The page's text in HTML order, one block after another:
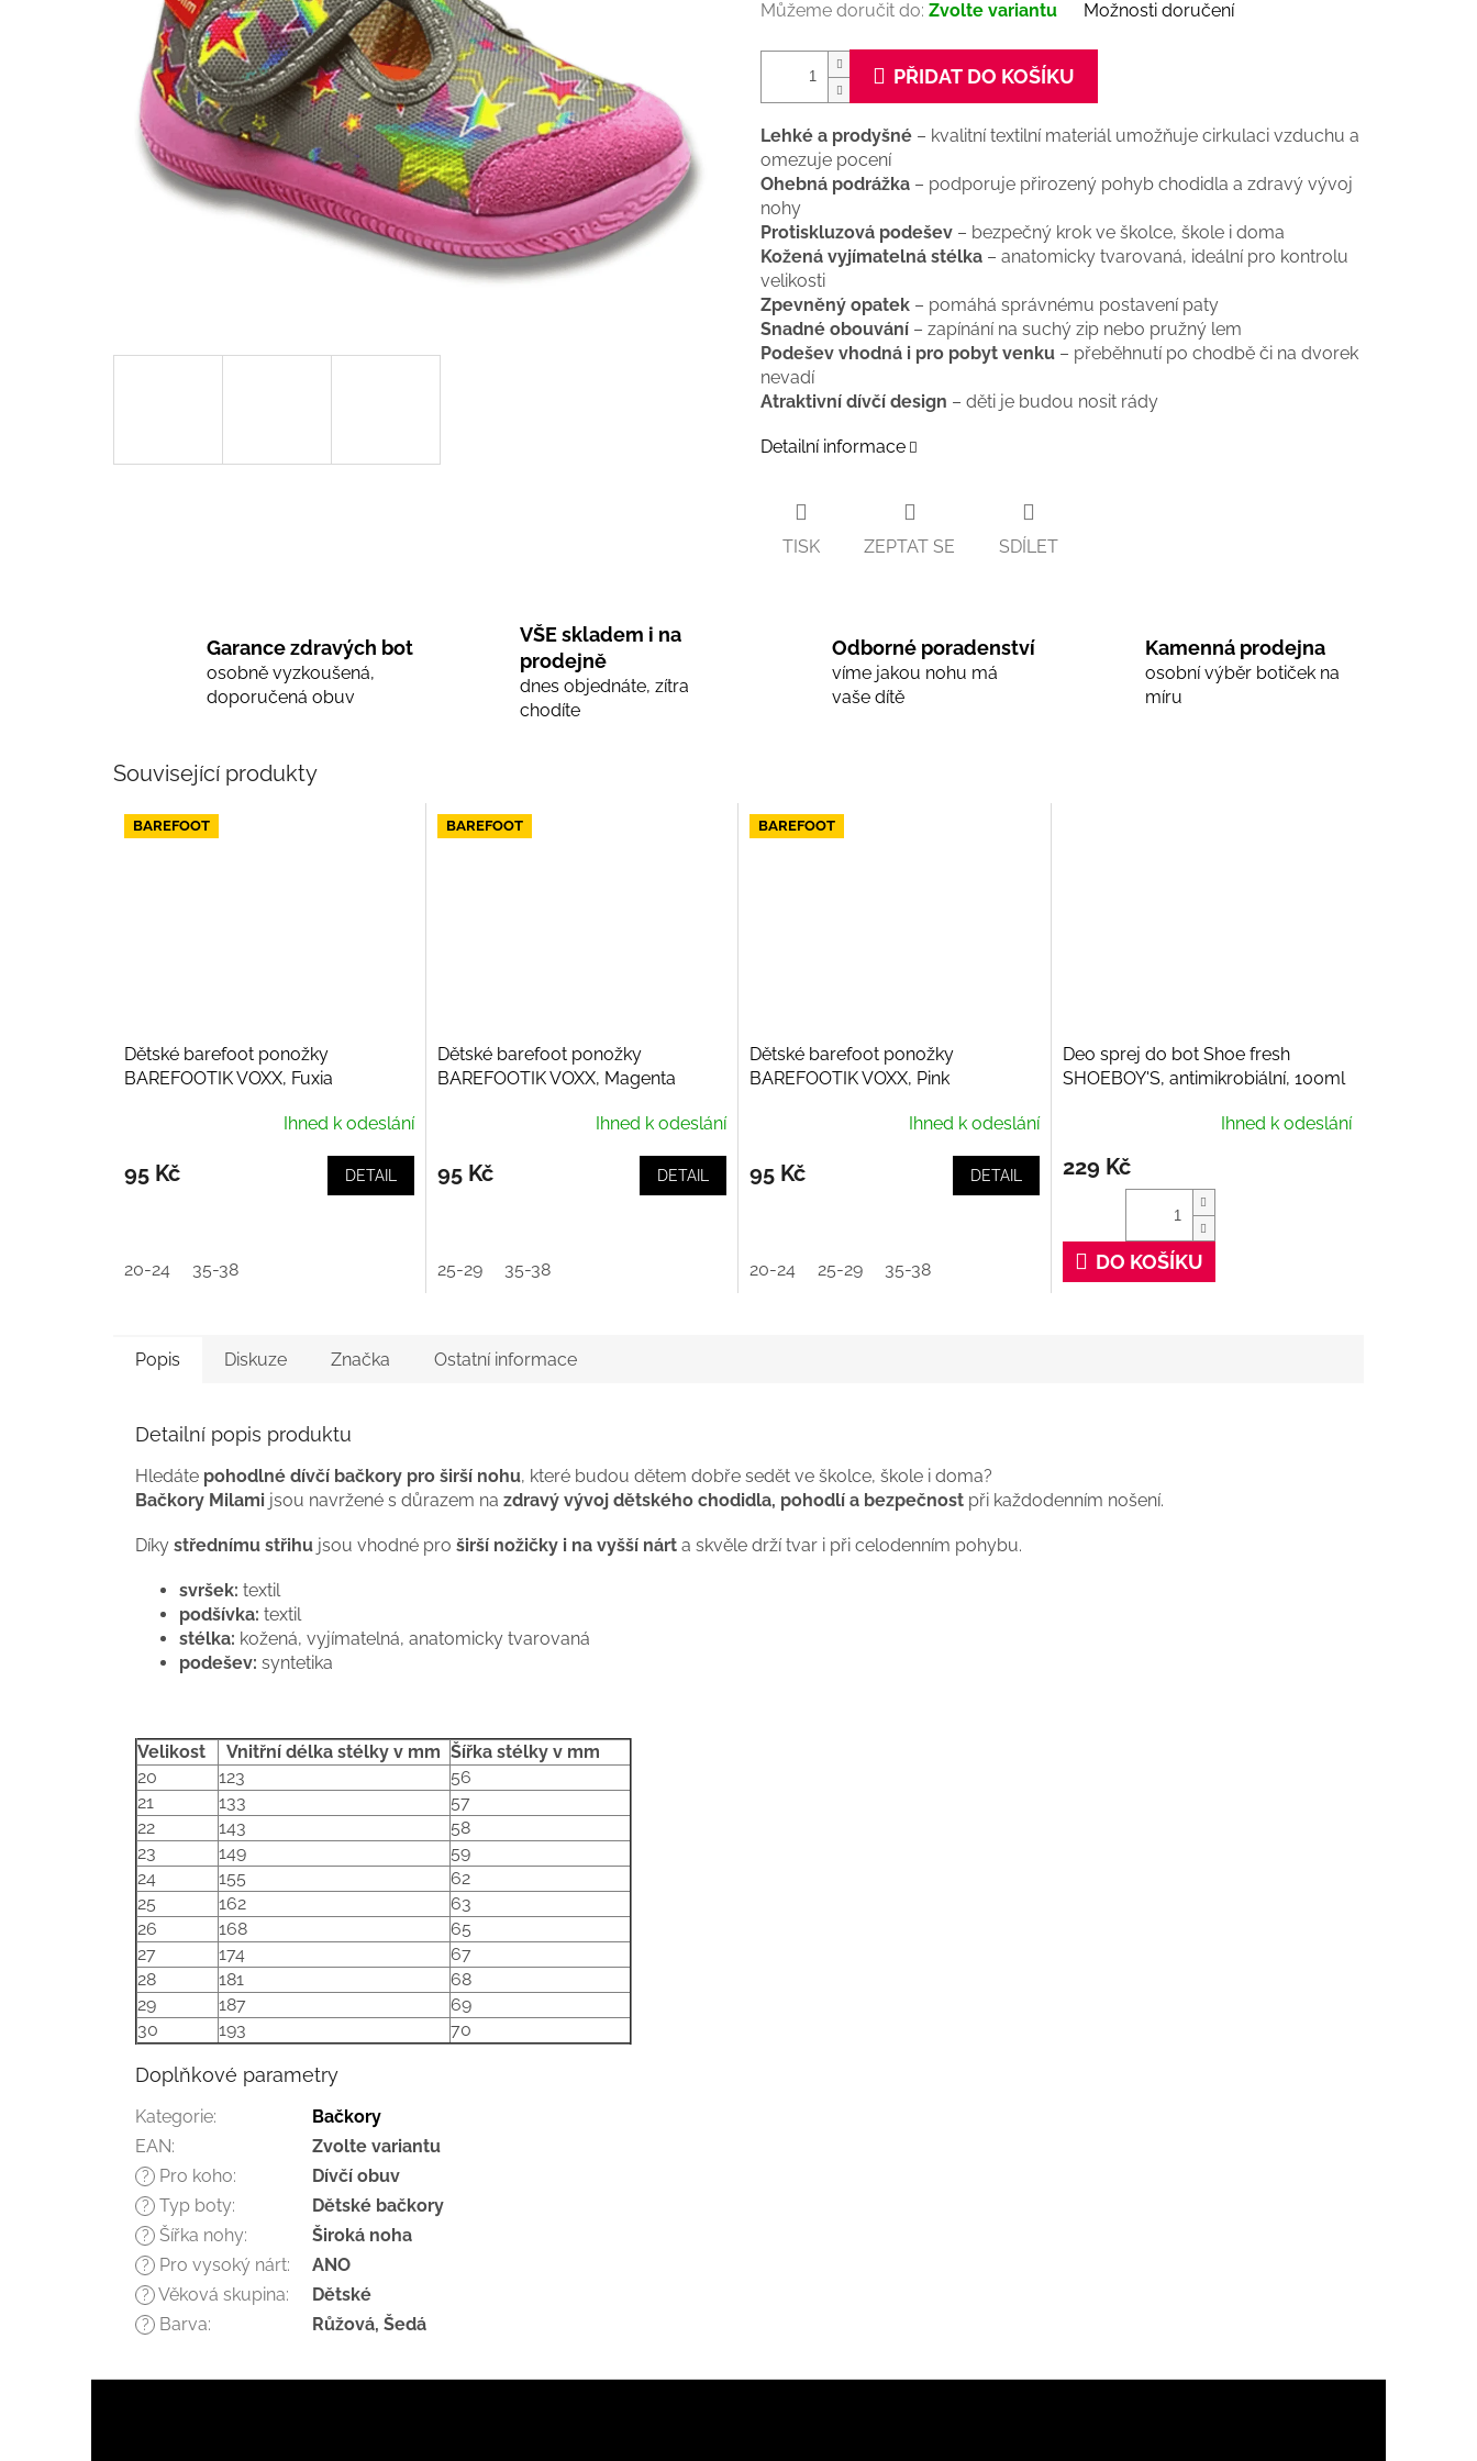
Můžeme doručit do: Zvolte variantu Možnosti doručení
PŘIDAT DO KOŠÍKU
Lehké a prodyšné – kvalitní textilní materiál umožňuje cirkulaci vzduchu a
omezuje pocení
Ohebná podrážka – podporuje přirozený pohyb chodidla a zdravý vývoj
nohy
Protiskluzová podešev – bezpečný krok ve školce, škole i doma
Kožená vyjímatelná stélka – anatomicky tvarovaná, ideální pro kontrolu
velikosti
Zpevněný opatek – pomáhá správnému postavení paty
Snadné obouvání – zapínání na suchý zip nebo pružný lem
Podešev vhodná i pro pobyt venku – přeběhnutí po chodbě či na dvorek
nevadí
Atraktivní dívčí design – děti je budou nosit rády
Detailní informace
TISK ZEPTAT SE SDÍLET
Garance zdravých bot
osobně vyzkoušená,
doporučená obuv
VŠE skladem i na
prodejně
dnes objednáte, zítra
chodíte
Odborné poradenství
víme jakou nohu má
vaše dítě
Kamenná prodejna
osobní výběr botiček na
míru
Související produkty
BAREFOOT
Dětské barefoot ponožky
BAREFOOTIK VOXX, Fuxia
Ihned k odeslání
95 Kč DETAIL
20-24 35-38
BAREFOOT
Dětské barefoot ponožky
BAREFOOTIK VOXX, Magenta
Ihned k odeslání
95 Kč DETAIL
25-29 35-38
BAREFOOT
Dětské barefoot ponožky
BAREFOOTIK VOXX, Pink
Ihned k odeslání
95 Kč DETAIL
20-24 25-29 35-38
Deo sprej do bot Shoe fresh
SHOEBOY'S, antimikrobiální, 100ml
Ihned k odeslání
229 Kč
DO KOŠÍKU
Popis Diskuze Značka Ostatní informace
Detailní popis produktu
Hledáte pohodlné dívčí bačkory pro širší nohu, které budou dětem dobře sedět ve školce, škole i doma?
Bačkory Milami jsou navržené s důrazem na zdravý vývoj dětského chodidla, pohodlí a bezpečnost při každodenním nošení.
Díky střednímu střihu jsou vhodné pro širší nožičky i na vyšší nárt a skvěle drží tvar i při celodenním pohybu.
svršek: textil
podšívka: textil
stélka: kožená, vyjímatelná, anatomicky tvarovaná
podešev: syntetika
Velikost Vnitřní délka stélky v mm Šířka stélky v mm
20
123
56
21
133
57
22
143
58
23
149
59
24
155
62
25
162
63
26
168
65
27
174
67
28
181
68
29
187
69
30
193 70
Doplňkové parametry
Kategorie:
Bačkory
EAN: Zvolte variantu
? Pro koho: Dívčí obuv
? Typ boty: Dětské bačkory
? Šířka nohy: Široká noha
? Pro vysoký nárt: ANO
? Věková skupina: Dětské
? Barva: Růžová, Šedá